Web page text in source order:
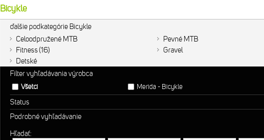
Bicykle
ďalšie podkategórie Bicykle
Celoodpružené MTB
Pevné MTB
Fitness 16 Gravel
Detské
Filter vyhľadávania výrobca
Všetci Merida - Bicykle
Status
Podrobné vyhľadávanie
Hľadať: